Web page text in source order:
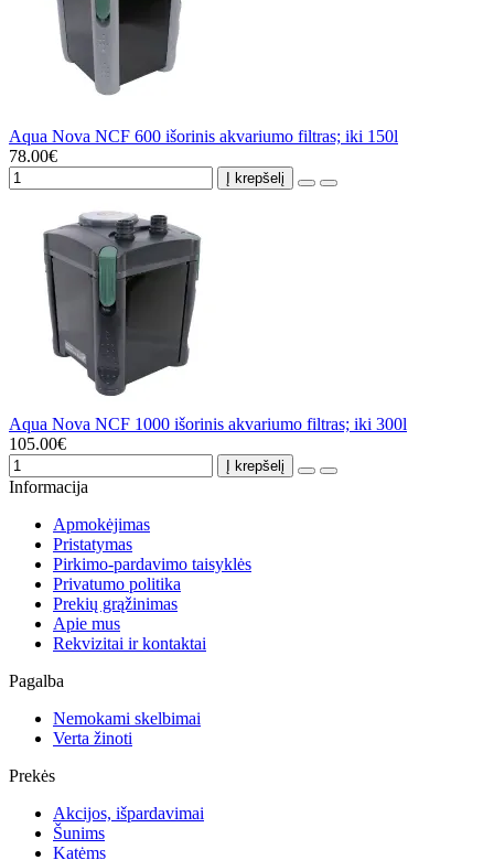
Aqua Nova NCF 600 išorinis akvariumo filtras; iki 150l
78.00€
Į krepšelį
Aqua Nova NCF 1000 išorinis akvariumo filtras; iki 300l
105.00€
Į krepšelį
Informacija
Apmokėjimas
Pristatymas
Pirkimo-pardavimo taisyklės
Privatumo politika
Prekių grąžinimas
Apie mus
Rekvizitai ir kontaktai
Pagalba
Nemokami skelbimai
Verta žinoti
Prekės
Akcijos, išpardavimai
Šunims
Katėms